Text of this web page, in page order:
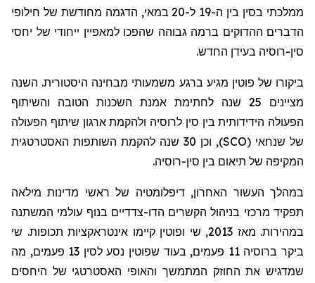
ממלכתי בסין בין ה-19 ל-20 במאי, הדגמה מחודשת של חילופי
הדברים ההדוקים ברמה גבוהה שהפכו למאפיין ייחודי של יחסי
סין-רוסיה בעידן החדש.
ביקורו של פוטין מגיע ברגע משמעותי מבחינה היסטורית. השנה
מציינים 25 שנה לחתימת אמנת השכנות הטובה והשיתוף
הפעולה הידידותית בין סין לרוסיה ולהקמת ארגון שיתוף הפעולה
של שנחאי (SCO
), וכן 30 שנה להקמת השותפות האסטרטגית
המקיפה של תיאום בין סין-רוסיה.
במהלך העשור האחרון, דיפלומטיה של ראשי מדינות מילאה
תפקיד מרכזי בניהול הקשרים הדו-צדדיים בנוף עולמי המשתנה
במהירות. מאז 2013, שי ופוטין קיימו אינטראקציות תכופות. שי
ביקר ברוסיה 11 פעמים, בעוד שפוטין נסע לסין 13 פעמים, מה
שמדגיש את החוזק המתמשך והאופי האסטרטגי של היחסים